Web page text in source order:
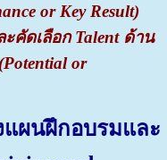
or Key Result)
คัดเลือก Talent ด้าน
or
ผนฝึกอบรมและ